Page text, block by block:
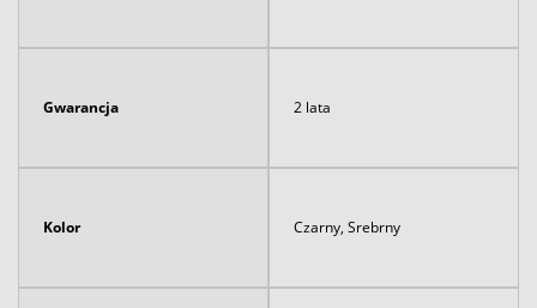
Gwarancja 2 lata
Kolor Czarny, Srebrny